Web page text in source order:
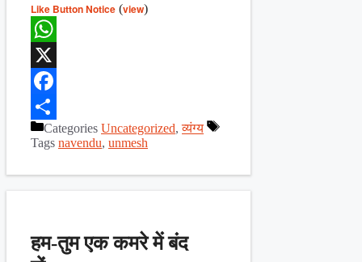
Like Button Notice (view)
WhatsApp
X
Facebook
ShareCategories Uncategorized,व्यंग्य
Tags navendu, unmesh
हम-तुम एक कमरे में बंद